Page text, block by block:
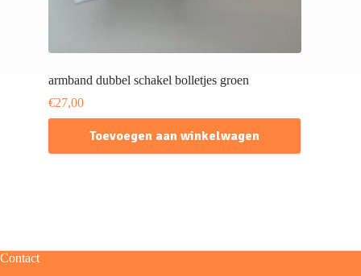
armband dubbel schakel bolletjes groen
€27,00
Toevoegen aan winkelwagen
Contact